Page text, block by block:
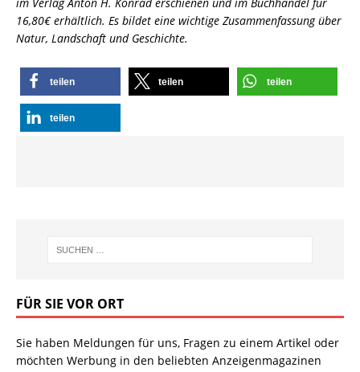
16,80€ erhältlich. Es bildet eine wichtige Zusammenfassung über
Natur, Landschaft und Geschichte.
teilen teilen teilen
teilen
FÜR SIE VOR ORT
Sie haben Meldungen für uns, Fragen zu einem Artikel oder
möchten Werbung in den beliebten Anzeigenmagazinen